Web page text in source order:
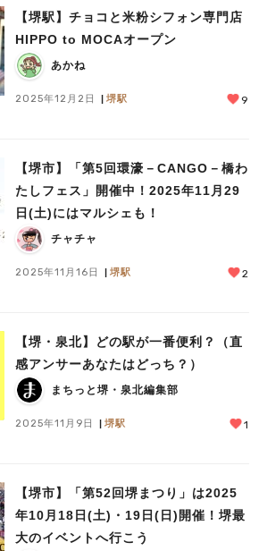
【堺駅】チョコと米粉シフォン専門店
HIPPO to MOCAオープン
あかね
2025年12月2日 堺駅 9
【堺市】「第5回環濠－CANGO－橋わ
たしフェス」開催中！2025年11月29
日(土)にはマルシェも！
チャチャ
2025年11月16日 堺駅 2
【堺・泉北】どの駅が一番便利？（直
感アンサーあなたはどっち？）
まちっと堺・泉北編集部
2025年11月9日 堺駅 1
【堺市】「第52回堺まつり」は2025
年10月18日(土)・19日(日)開催！堺最
大のイベントへ行こう